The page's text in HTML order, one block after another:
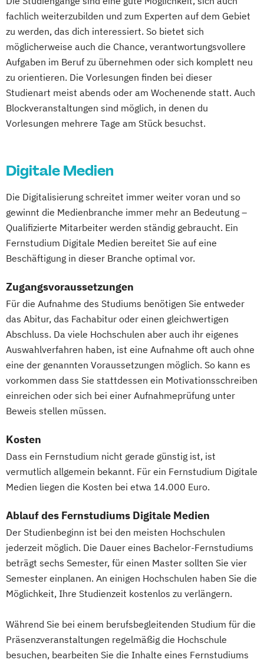
Baumanagement für Bauingenieure
Wirtschaftspsychologie
Wirtschaftspsychologie - Digital
Transformation Management
Wirtschaftspsychologie - Sport- &
Leistungspsychologie
Wirtschafts­ingenieurwesen
Electronic Music Production
Fashion & Textiles
Film and Media Production
Games
Design & Animation Graphic Design
Media Reporter Music Management
Music and Audio Production Photography
fachlich weiterzubilden und zum Experten auf dem Gebiet
zu werden, das dich interessiert. So bietet sich
möglicherweise auch die Chance, verantwortungsvollere
Aufgaben im Beruf zu übernehmen oder sich komplett neu
zu orientieren. Die Vorlesungen finden bei dieser
Studienart meist abends oder am Wochenende statt. Auch
Blockveranstaltungen sind möglich, in denen du
Vorlesungen mehrere Tage am Stück besuchst.
Digitale Medien
Die Digitalisierung schreitet immer weiter voran und so
gewinnt die Medienbranche immer mehr an Bedeutung –
Qualifizierte Mitarbeiter werden ständig gebraucht. Ein
Fernstudium Digitale Medien bereitet Sie auf eine
Beschäftigung in dieser Branche optimal vor.
Zugangsvoraussetzungen
Für die Aufnahme des Studiums benötigen Sie entweder
das Abitur, das Fachabitur oder einen gleichwertigen
Abschluss. Da viele Hochschulen aber auch ihr eigenes
Auswahlverfahren haben, ist eine Aufnahme oft auch ohne
eine der genannten Voraussetzungen möglich. So kann es
vorkommen dass Sie stattdessen ein Motivationsschreiben
einreichen oder sich bei einer Aufnahmeprüfung unter
Beweis stellen müssen.
Kosten
Dass ein Fernstudium nicht gerade günstig ist, ist
vermutlich allgemein bekannt. Für ein Fernstudium Digitale
Medien liegen die Kosten bei etwa 14.000 Euro.
Ablauf des Fernstudiums Digitale Medien
Der Studienbeginn ist bei den meisten Hochschulen
jederzeit möglich. Die Dauer eines Bachelor-Fernstudiums
beträgt sechs Semester, für einen Master sollten Sie vier
Semester einplanen. An einigen Hochschulen haben Sie die
Möglichkeit, Ihre Studienzeit kostenlos zu verlängern.
Während Sie bei einem berufsbegleitenden Studium für die
Präsenzveranstaltungen regelmäßig die Hochschule
besuchen, bearbeiten Sie die Inhalte eines Fernstudiums